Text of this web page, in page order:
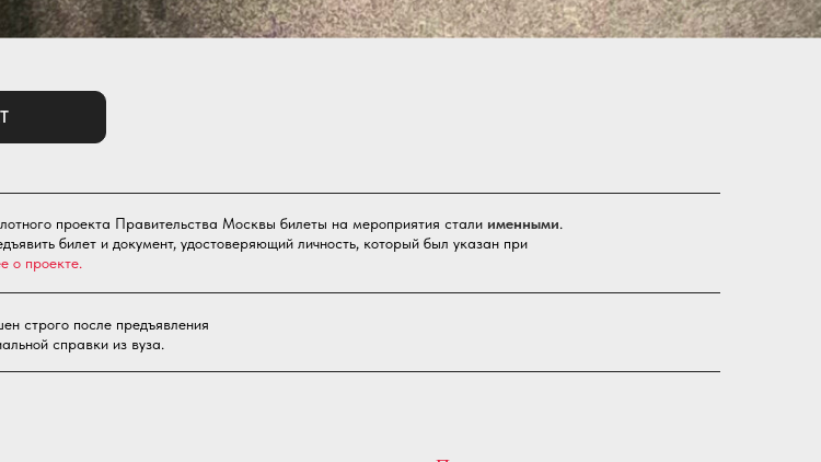
проекта Правительства Москвы билеты на мероприятия стали именными.
билет и документ, удостоверяющий личность, который был указан при
о проекте.
строго после предъявления
справки из вуза.